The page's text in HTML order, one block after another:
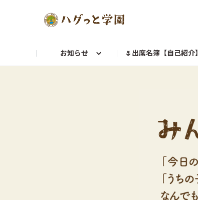
お知らせ 🌷出席名簿【自己紹介】